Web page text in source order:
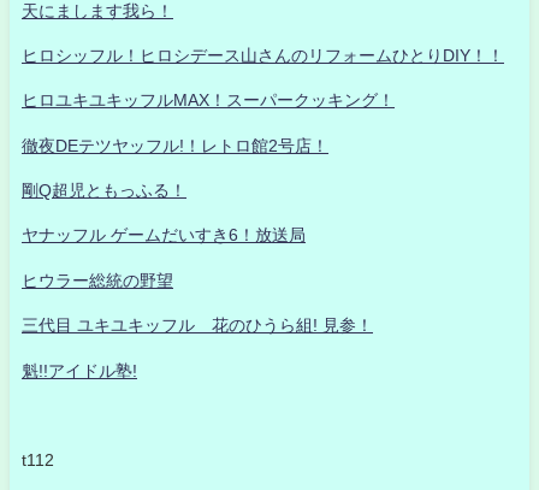
天にまします我ら！
ヒロシッフル！ヒロシデース山さんのリフォームひとりDIY！！
ヒロユキユキッフルMAX！スーパークッキング！
徹夜DEテツヤッフル!！レトロ館2号店！
剛Q超児ともっふる！
ヤナッフル ゲームだいすき6！放送局
ヒウラー総統の野望
三代目 ユキユキッフル 花のひうら組! 見参！
魁!!アイドル塾!
t112